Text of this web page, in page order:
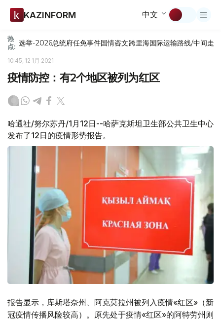
KAZINFORM 中文
热
点: 选举-2026总统府任免事件国情咨文跨里海国际运输路线/中间走廊
10:45, 12 1月 2021
疫情防控：有2个地区被列为红区
哈通社/努尔苏丹/1月12日--哈萨克斯坦卫生部公共卫生中心
发布了12日的疫情形势报告。
报告显示，库斯塔奈州、阿克莫拉州被列入疫情«红区»（新
冠疫情传播风险较高）。原先处于疫情«红区»的阿特劳州则